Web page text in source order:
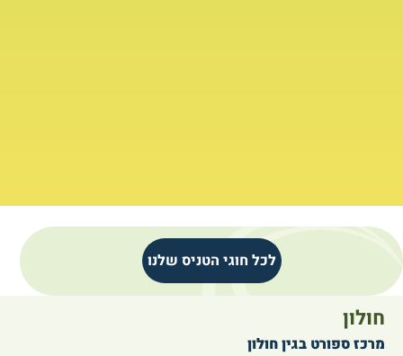
לכל חוגי הטניס שלנו
חולון
מרכז ספורט בגין חולון